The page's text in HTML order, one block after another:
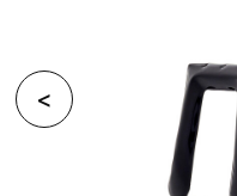
<